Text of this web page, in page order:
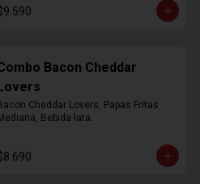
Bacon Cheddar
Cheddar Lovers, Papas Fritas
Bebida lata.